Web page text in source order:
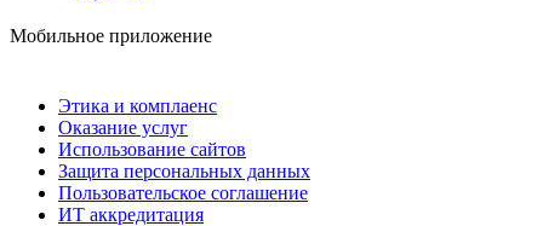
Мобильное приложение
Этика и комплаенс
Оказание услуг
Использование сайтов
Защита персональных данных
Пользовательское соглашение
ИТ аккредитация